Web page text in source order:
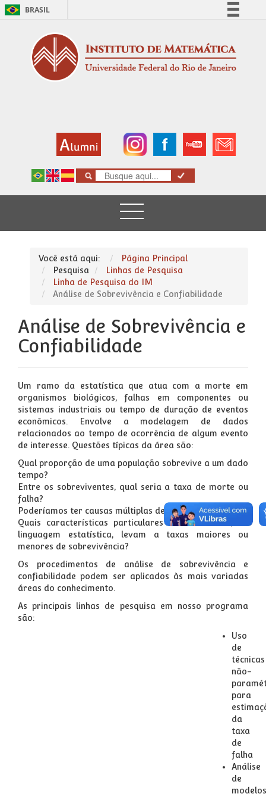
BRASIL
Comunica BR
Participe
Você está aqui:
Página Principal
Pesquisa
Linhas de Pesquisa
Linha de Pesquisa do IM
Análise de Sobrevivência e Confiabilidade
Análise de Sobrevivência e
Confiabilidade
Um ramo da estatística que atua com a morte em
organismos biológicos, falhas em componentes ou
sistemas industriais ou tempo de duração de eventos
econômicos. Envolve a modelagem de dados
relacionados ao tempo de ocorrência de algum evento
de interesse. Questões típicas da área são:
Qual proporção de uma população sobrevive a um dado
tempo?
Entre os sobreviventes, qual seria a taxa de morte ou
falha?
Poderíamos ter causas múltiplas de falhas?
Quais características particulares ou covariáveis, na
linguagem estatística, levam a taxas maiores ou
menores de sobrevivência?
Os procedimentos de análise de sobrevivência e
confiabilidade podem ser aplicados às mais variadas
áreas do conhecimento.
As principais linhas de pesquisa em nosso programa
são:
Uso
de
técnicas
não-
para
da
taxa
de
falha
Análise
de
modelos